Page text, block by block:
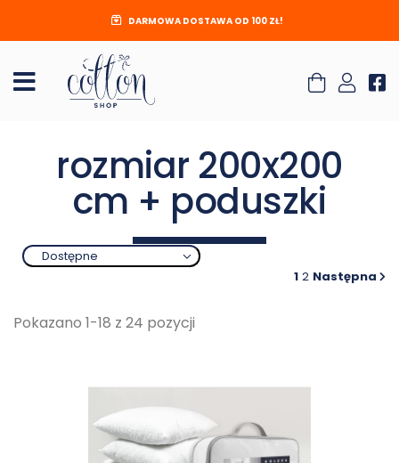
DARMOWA DOSTAWA OD 100 ZŁ!
rozmiar 200x200
cm + poduszki
Dostępne
1 2 Następna
Pokazano 1-18 z 24 pozycji